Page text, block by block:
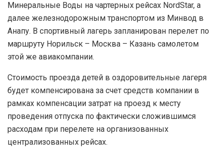
Минеральные Воды на чартерных рейсах NordStar, а
далее железнодорожным транспортом из Минвод в
Анапу. В спортивный лагерь запланирован перелет по
маршруту Норильск – Москва – Казань самолетом
этой же авиакомпании.
Стоимость проезда детей в оздоровительные лагеря
будет компенсирована за счет средств компании в
рамках компенсации затрат на проезд к месту
проведения отпуска по фактически сложившимся
расходам при перелете на организованных
централизованных рейсах.